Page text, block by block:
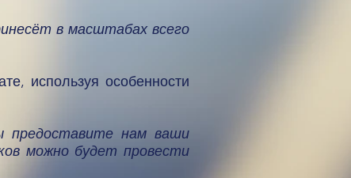
в масштабах всего
используя особенности
предоставите нам ваши
можно будет провести